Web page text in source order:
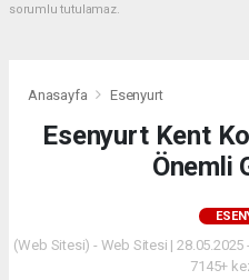
sorumlu tutulamaz.
Anasayfa Esenyurt
Esenyurt Kent
Önemli
(Web Sitesi) - Web Sitesi | 28.05.2025
7145+